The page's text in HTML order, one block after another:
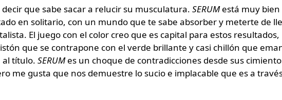
que sabe sacar a relucir su musculatura. SERUMestá muy bien
en solitario, con un mundo que te sabe absorber y meterte de
El juego con el color creo que es capital para estos resultados,
que se contrapone con el verde brillante y casi chillón que
al título. SERUMes un choque de contradicciones desde sus
me gusta que nos demuestre lo sucio e implacable que es a